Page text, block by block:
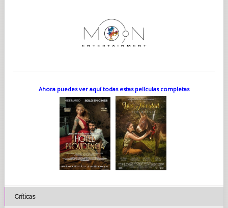
Ahora puedes ver aquí todas estas películas completas
Críticas